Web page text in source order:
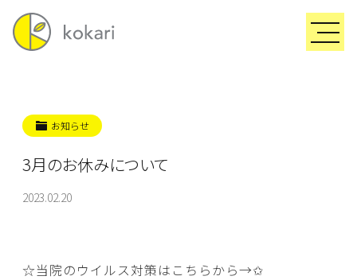
お知らせ
3月のお休みについて
2023.02.20
☆当院のウイルス対策はこちらから→✩